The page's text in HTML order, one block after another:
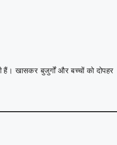
खासकर बुजुर्गों और बच्चों को दोपहर